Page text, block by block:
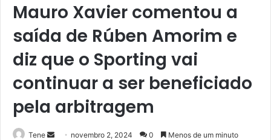
Mauro Xavier comentou a
saída de Rúben Amorim e
diz que o Sporting vai
continuar a ser beneficiado
pela arbitragem
Tene
Mandenovembro 2, 2024 0 Menos de um minuto